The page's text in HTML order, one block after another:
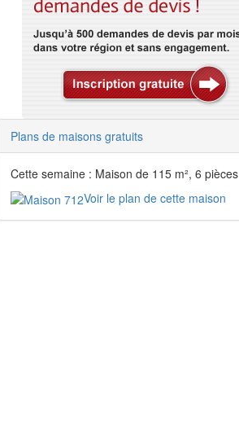
Plans de maisons gratuits
Cette semaine : Maison de 115 m², 6 pièces
Voir le plan de cette maison